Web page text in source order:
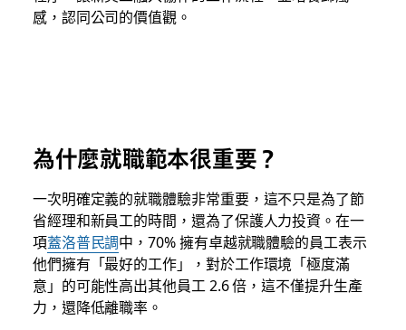
感，認同公司的價值觀。
為什麼就職範本很重要？
一次明確定義的就職體驗非常重要，這不只是為了節
省經理和新員工的時間，還為了保護人力投資。在一
項蓋洛普民調中，70% 擁有卓越就職體驗的員工表示
他們擁有「最好的工作」，對於工作環境「極度滿
意」的可能性高出其他員工 2.6 倍，這不僅提升生產
力，還降低離職率。